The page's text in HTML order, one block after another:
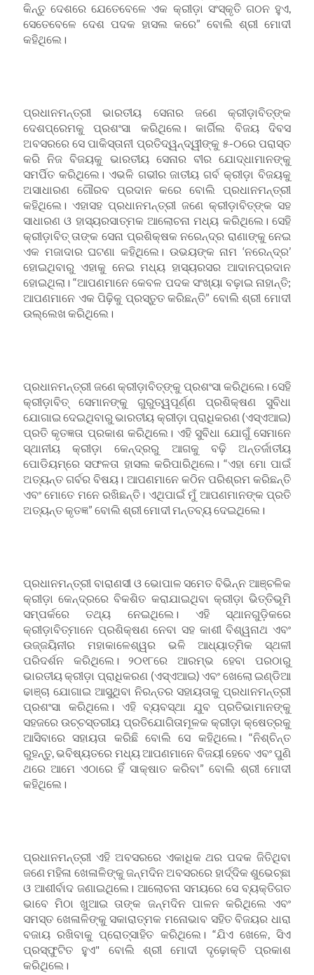
କିନ୍ତୁ ଦେଶରେ ଯେତେବେଳେ ଏକ କ୍ରୀଡ଼ା ସଂସ୍କୃତି ଗଠନ ହୁଏ,
ସେତେବେଳେ ଦେଶ ପଦକ ହାସଲ କରେ” ବୋଲି ଶ୍ରୀ ମୋଦୀ
କହିଥିଲେ।
ପ୍ରଧାନମନ୍ତ୍ରୀ ଭାରତୀୟ ସେନାର ଜଣେ କ୍ରୀଡ଼ାବିତ୍‌ଙ୍କ
ଦେଶପ୍ରେମକୁ ପ୍ରଶଂସା କରିଥିଲେ। କାର୍ଗିଲ ବିଜୟ ଦିବସ
ଅବସରରେ ସେ ପାକିସ୍ତାନୀ ପ୍ରତିଦ୍ୱନ୍ଦ୍ୱୀଙ୍କୁ ୫-୦ରେ ପରାସ୍ତ
କରି ନିଜ ବିଜୟକୁ ଭାରତୀୟ ସେନାର ବୀର ଯୋଦ୍ଧାମାନଙ୍କୁ
ସମର୍ପିତ କରିଥିଲେ। ଏଭଳି ଗଭୀର ଜାତୀୟ ଗର୍ବ କ୍ରୀଡ଼ା ବିଜୟକୁ
ଅସାଧାରଣ ଗୌରବ ପ୍ରଦାନ କରେ ବୋଲି ପ୍ରଧାନମନ୍ତ୍ରୀ
କହିଥିଲେ। ଏହାସହ ପ୍ରଧାନମନ୍ତ୍ରୀ ଜଣେ କ୍ରୀଡ଼ାବିତ୍‌ଙ୍କ ସହ
ସାଧାରଣ ଓ ହାସ୍ୟରସାତ୍ମକ ଆଲୋଚନା ମଧ୍ୟ କରିଥିଲେ। ସେହି
କ୍ରୀଡ଼ାବିତ୍‌ ତାଙ୍କ ସେନା ପ୍ରଶିକ୍ଷକ ନରେନ୍ଦ୍ର ରାଣାଙ୍କୁ ନେଇ
ଏକ ମଜାଦାର ଘଟଣା କହିଥିଲେ। ଉଭୟଙ୍କ ନାମ ‘ନରେନ୍ଦ୍ର’
ହୋଇଥିବାରୁ ଏହାକୁ ନେଇ ମଧ୍ୟ ହାସ୍ୟରସର ଆଦାନପ୍ରଦାନ
ହୋଇଥିଲା। “ଆପଣମାନେ କେବଳ ପଦକ ସଂଖ୍ୟା ବଢ଼ାଇ ନାହାନ୍ତି;
ଆପଣମାନେ ଏକ ପିଢ଼ିକୁ ପ୍ରସ୍ତୁତ କରିଛନ୍ତି” ବୋଲି ଶ୍ରୀ ମୋଦୀ
ଉଲ୍ଲେଖ କରିଥିଲେ।
ପ୍ରଧାନମନ୍ତ୍ରୀ ଜଣେ କ୍ରୀଡ଼ାବିତ୍‌ଙ୍କୁ ପ୍ରଶଂସା କରିଥିଲେ। ସେହି
କ୍ରୀଡ଼ାବିତ୍‌ ସେମାନଙ୍କୁ ଗୁରୁତ୍ୱପୂର୍ଣ୍ଣ ପ୍ରଶିକ୍ଷଣ ସୁବିଧା
ଯୋଗାଇ ଦେଇଥିବାରୁ ଭାରତୀୟ କ୍ରୀଡ଼ା ପ୍ରାଧିକରଣ (ଏସ୍‌ଏଆଇ)
ପ୍ରତି କୃତଜ୍ଞତା ପ୍ରକାଶ କରିଥିଲେ। ଏହି ସୁବିଧା ଯୋଗୁଁ ସେମାନେ
ସ୍ଥାନୀୟ କ୍ରୀଡ଼ା କେନ୍ଦ୍ରରୁ ଆଗକୁ ବଢ଼ି ଅନ୍ତର୍ଜାତୀୟ
ପୋଡିୟମ୍‌ରେ ସଫଳତା ହାସଲ କରିପାରିଥିଲେ। “ଏହା ମୋ ପାଇଁ
ଅତ୍ୟନ୍ତ ଗର୍ବର ବିଷୟ। ଆପଣମାନେ କଠିନ ପରିଶ୍ରମ କରିଛନ୍ତି
ଏବଂ ମୋତେ ମନେ ରଖିଛନ୍ତି। ଏଥିପାଇଁ ମୁଁ ଆପଣମାନଙ୍କ ପ୍ରତି
ଅତ୍ୟନ୍ତ କୃତଜ୍ଞ” ବୋଲି ଶ୍ରୀ ମୋଦୀ ମନ୍ତବ୍ୟ ଦେଇଥିଲେ।
ପ୍ରଧାନମନ୍ତ୍ରୀ ବାରାଣସୀ ଓ ଭୋପାଳ ସମେତ ବିଭିନ୍ନ ଆଞ୍ଚଳିକ
କ୍ରୀଡ଼ା କେନ୍ଦ୍ରରେ ବିକଶିତ କରାଯାଇଥିବା କ୍ରୀଡ଼ା ଭିତ୍ତିଭୂମି
ସମ୍ପର୍କରେ ତଥ୍ୟ ନେଇଥିଲେ। ଏହି ସ୍ଥାନଗୁଡ଼ିକରେ
କ୍ରୀଡ଼ାବିତ୍‌ମାନେ ପ୍ରଶିକ୍ଷଣ ନେବା ସହ କାଶୀ ବିଶ୍ୱନାଥ ଏବଂ
ଉଜ୍ଜୟିନୀର ମହାକାଳେଶ୍ୱର ଭଳି ଆଧ୍ୟାତ୍ମିକ ସ୍ଥଳୀ
ପରିଦର୍ଶନ କରିଥିଲେ। ୨୦୧୮ରେ ଆରମ୍ଭ ହେବା ପରଠାରୁ
ଭାରତୀୟ କ୍ରୀଡ଼ା ପ୍ରାଧିକରଣ (ଏସ୍‌ଏଆଇ) ଏବଂ ଖେଲୋ ଇଣ୍ଡିଆ
ଢାଞ୍ଚା ଯୋଗାଇ ଆସୁଥିବା ନିରନ୍ତର ସହାୟତାକୁ ପ୍ରଧାନମନ୍ତ୍ରୀ
ପ୍ରଶଂସା କରିଥିଲେ। ଏହି ବ୍ୟବସ୍ଥା ଯୁବ ପ୍ରତିଭାମାନଙ୍କୁ
ସହଜରେ ଉଚ୍ଚସ୍ତରୀୟ ପ୍ରତିଯୋଗିତାମୂଳକ କ୍ରୀଡ଼ା କ୍ଷେତ୍ରକୁ
ଆସିବାରେ ସହାୟତା କରିଛି ବୋଲି ସେ କହିଥିଲେ। “ନିଶ୍ଚିନ୍ତ
ରୁହନ୍ତୁ, ଭବିଷ୍ୟତରେ ମଧ୍ୟ ଆପଣମାନେ ବିଜୟୀ ହେବେ ଏବଂ ପୁଣି
ଥରେ ଆମେ ଏଠାରେ ହିଁ ସାକ୍ଷାତ କରିବା” ବୋଲି ଶ୍ରୀ ମୋଦୀ
କହିଥିଲେ।
ପ୍ରଧାନମନ୍ତ୍ରୀ ଏହି ଅବସରରେ ଏକାଧିକ ଥର ପଦକ ଜିତିଥିବା
ଜଣେ ମହିଳା ଖେଳାଳିଙ୍କୁ ଜନ୍ମଦିନ ଅବସରରେ ହାର୍ଦ୍ଦିକ ଶୁଭେଚ୍ଛା
ଓ ଆଶୀର୍ବାଦ ଜଣାଇଥିଲେ। ଆଲୋଚନା ସମୟରେ ସେ ବ୍ୟକ୍ତିଗତ
ଭାବେ ମିଠା ଖୁଆଇ ତାଙ୍କ ଜନ୍ମଦିନ ପାଳନ କରିଥିଲେ ଏବଂ
ସମସ୍ତ ଖେଳାଳିଙ୍କୁ ସକାରାତ୍ମକ ମନୋଭାବ ସହିତ ବିଜୟର ଧାରା
ବଜାୟ ରଖିବାକୁ ପ୍ରୋତ୍ସାହିତ କରିଥିଲେ। “ଯିଏ ଖେଳେ, ସିଏ
ପ୍ରସ୍ଫୁଟିତ ହୁଏ" ବୋଲି ଶ୍ରୀ ମୋଦୀ ଦୃଢ଼ୋକ୍ତି ପ୍ରକାଶ
କରିଥିଲେ।